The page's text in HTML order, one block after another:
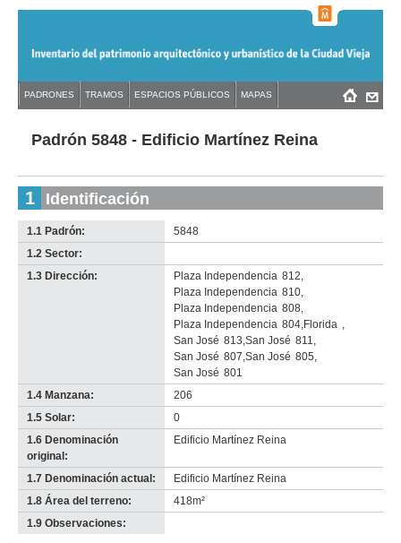
navigation
Back
topPadrón 5848 - Edificio Martínez Reina
1 Identificación
1.1 Padrón:
5848
1.2 Sector:
no
info-
1.3 Dirección: Plaza Independencia 812,
Plaza Independencia 810,
Plaza Independencia 808,
Plaza Independencia 804,Florida ,
San José 813,San José 811,
San José 807,San José 805,
San José 801
1.4 Manzana:
206
1.5 Solar:
0
1.6 Denominación
original:
Edificio Martínez Reina
1.7 Denominación actual:
Edificio Martínez Reina
1.8 Área del terreno:
418m²
1.9 Observaciones:
Back
to Menú
PADRONES TRAMOS ESPACIOS PÚBLICOS MAPAS